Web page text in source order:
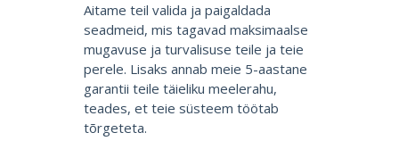
Aitame teil valida ja paigaldada
seadmeid, mis tagavad maksimaalse
mugavuse ja turvalisuse teile ja teie
perele. Lisaks annab meie 5-aastane
garantii teile täieliku meelerahu,
teades, et teie süsteem töötab
tõrgeteta.